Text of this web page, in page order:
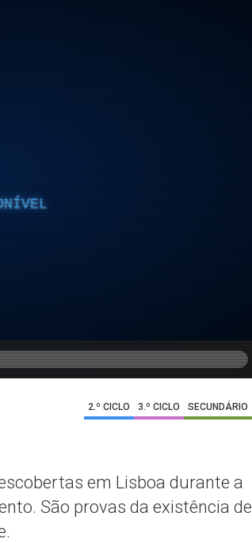
2.º CICLO 3.º CICLO SECUNDÁRIO
em Lisboa durante a
São provas da existência de